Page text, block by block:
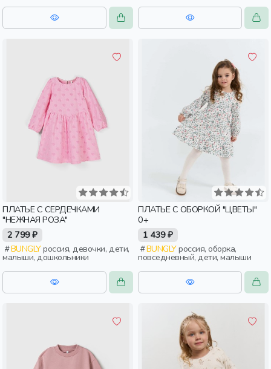
ПЛАТЬЕ С СЕРДЕЧКАМИ
"НЕЖНАЯ РОЗА"
2 799 ₽
BUNGLYроссия, девочки, дети,
малыши, дошкольники
ПЛАТЬЕ С ОБОРКОЙ "ЦВЕТЫ"
0+
1 439 ₽
BUNGLYроссия, оборка,
повседневный, дети, малыши